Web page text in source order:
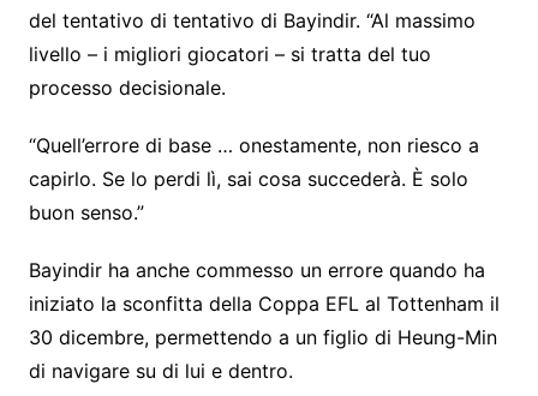
del tentativo di tentativo di Bayindir. “Al massimo
livello – i migliori giocatori – si tratta del tuo
processo decisionale.
“Quell’errore di base … onestamente, non riesco a
capirlo. Se lo perdi lì, sai cosa succederà. È solo
buon senso.”
Bayindir ha anche commesso un errore quando ha
iniziato la sconfitta della Coppa EFL al Tottenham il
30 dicembre, permettendo a un figlio di Heung-Min
di navigare su di lui e dentro.